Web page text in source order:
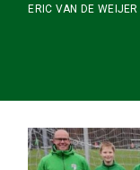
ERIC VAN DE WEIJER